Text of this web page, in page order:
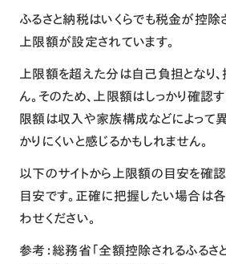
ふるさと納税はいくらでも税金が控除
上限額が設定されています。
上限額を超えた分は自己負担となり
ん。そのため、上限額はしっかり確認
限額は収入や家族構成などによって
かりにくいと感じるかもしれません。
以下のサイトから上限額の目安を確認
目安です。正確に把握したい場合は
わせください。
参考：総務省「全額控除されるふるさ